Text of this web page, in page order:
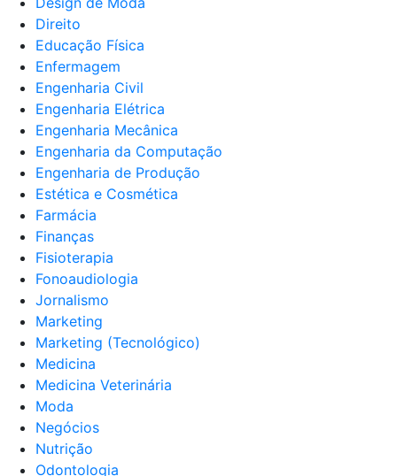
Direito
Educação Física
Enfermagem
Engenharia Civil
Engenharia Elétrica
Engenharia Mecânica
Engenharia da Computação
Engenharia de Produção
Estética e Cosmética
Farmácia
Finanças
Fisioterapia
Fonoaudiologia
Jornalismo
Marketing
Marketing (Tecnológico)
Medicina
Medicina Veterinária
Moda
Negócios
Nutrição
Odontologia